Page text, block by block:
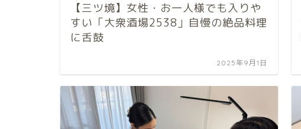
【三ツ境】女性・お一人様でも入りや
すい「大衆酒場2538」自慢の絶品料理
に舌鼓
2025年9月1日